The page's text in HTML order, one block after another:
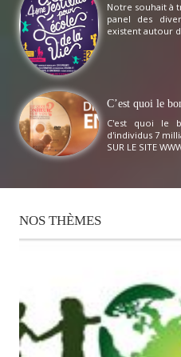
Notre souhait à
panel des
existent autour
C’est quoi le
C'est quoi le
d'individus 7
SUR LE SITE
NOS THÈMES